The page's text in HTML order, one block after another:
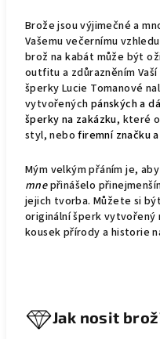
Brože jsou výjimečné a
Vašemu večernímu
brož na kabát může být
outfitu a zdůrazněním
šperky Lucie Tomanové
vytvořených pánských a
šperky na zakázku, které
styl, nebofiremní značku
Mým velkým přáním je,
mnepřinášelo
jejich tvorba. Můžete si
originální šperk vytvořený
kousek přírody a historie
Jak nosit